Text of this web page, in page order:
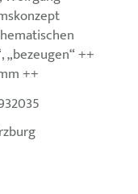
„bezeugen“ ++
++